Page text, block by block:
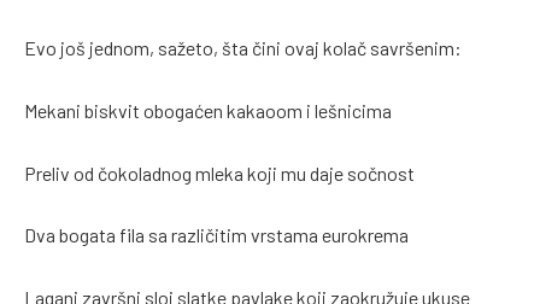
Evo još jednom, sažeto, šta čini ovaj kolač savršenim:
Mekani biskvit obogaćen kakaoom i lešnicima
Preliv od čokoladnog mleka koji mu daje sočnost
Dva bogata fila sa različitim vrstama eurokrema
Lagani završni sloj slatke pavlake koji zaokružuje ukuse